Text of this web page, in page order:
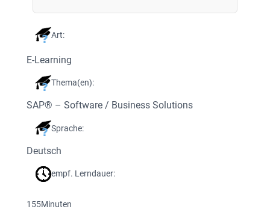
Art:
E-Learning
Thema(en):
SAP® – Software / Business Solutions
Sprache:
Deutsch
empf. Lerndauer:
155Minuten